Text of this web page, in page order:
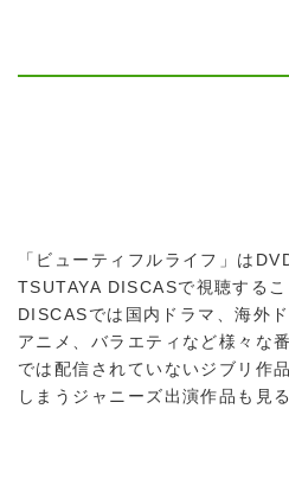
「ビューティフルライフ」は
TSUTAYA DISCASで視聴する
DISCASでは国内ドラマ、海外
アニメ、バラエティなど様々な
では配信されていないジブリ作
しまうジャニーズ出演作品も見